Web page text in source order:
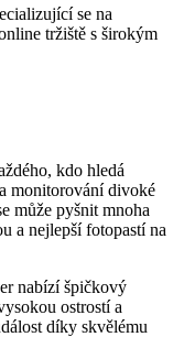
se na
tržiště s širokým
kdo hledá
monitorování divoké
může pyšnit mnoha
a nejlepší fotopastí na
nabízí špičkový
ostrostí a
díky skvělému